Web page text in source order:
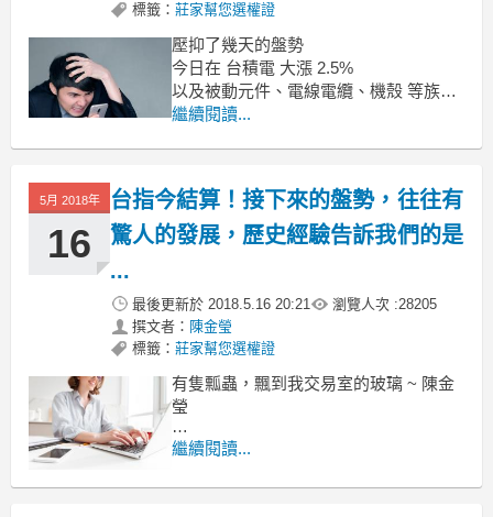
標籤： 莊家幫您選權證
壓抑了幾天的盤勢
今日在 台積電 大漲 2.5%
以及被動元件、電線電纜、機殼 等族群
都強勢反彈下
繼續閱讀...
5月 2018年
16
台指今結算！接下來的盤勢，往往有
驚人的發展，歷史經驗告訴我們的是
...
最後更新於 2018.5.16 20:21 瀏覽人次 :28205
撰文者： 陳金瑩
標籤： 莊家幫您選權證
有隻瓢蟲，飄到我交易室的玻璃 ~ 陳金
瑩
今天是台指結算日
也剩下一個月，
繼續閱讀...